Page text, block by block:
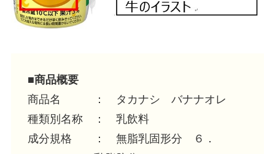
■商品概要
商品名 ： タカナシ バナナオレ
種類別名称 ： 乳飲料
成分規格 ： 無脂乳固形分 ６．